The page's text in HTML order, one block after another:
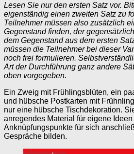
Lesen Sie nur den ersten Satz vor.
eigenständig einen zweiten Satz zu
Teilnehmer müssen also zusätzlich
Gegenstand finden, der
dem Gegenstand aus dem ersten
müssen die Teilnehmer bei dieser
noch frei formulieren.
Art der Durchführung ganz andere
oben vorgegeben.
Ein Zweig mit Frühlingsblüten, ein
und hübsche Postkarten mit
nur eine hübsche Tischdekoration.
anregendes Material für eigene
Anknüpfungspunkte für sich
Gespräche bilden.